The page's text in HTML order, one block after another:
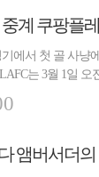
계 쿠팡플
에서 첫 골 사냥
는 3월 1일
앰버서더